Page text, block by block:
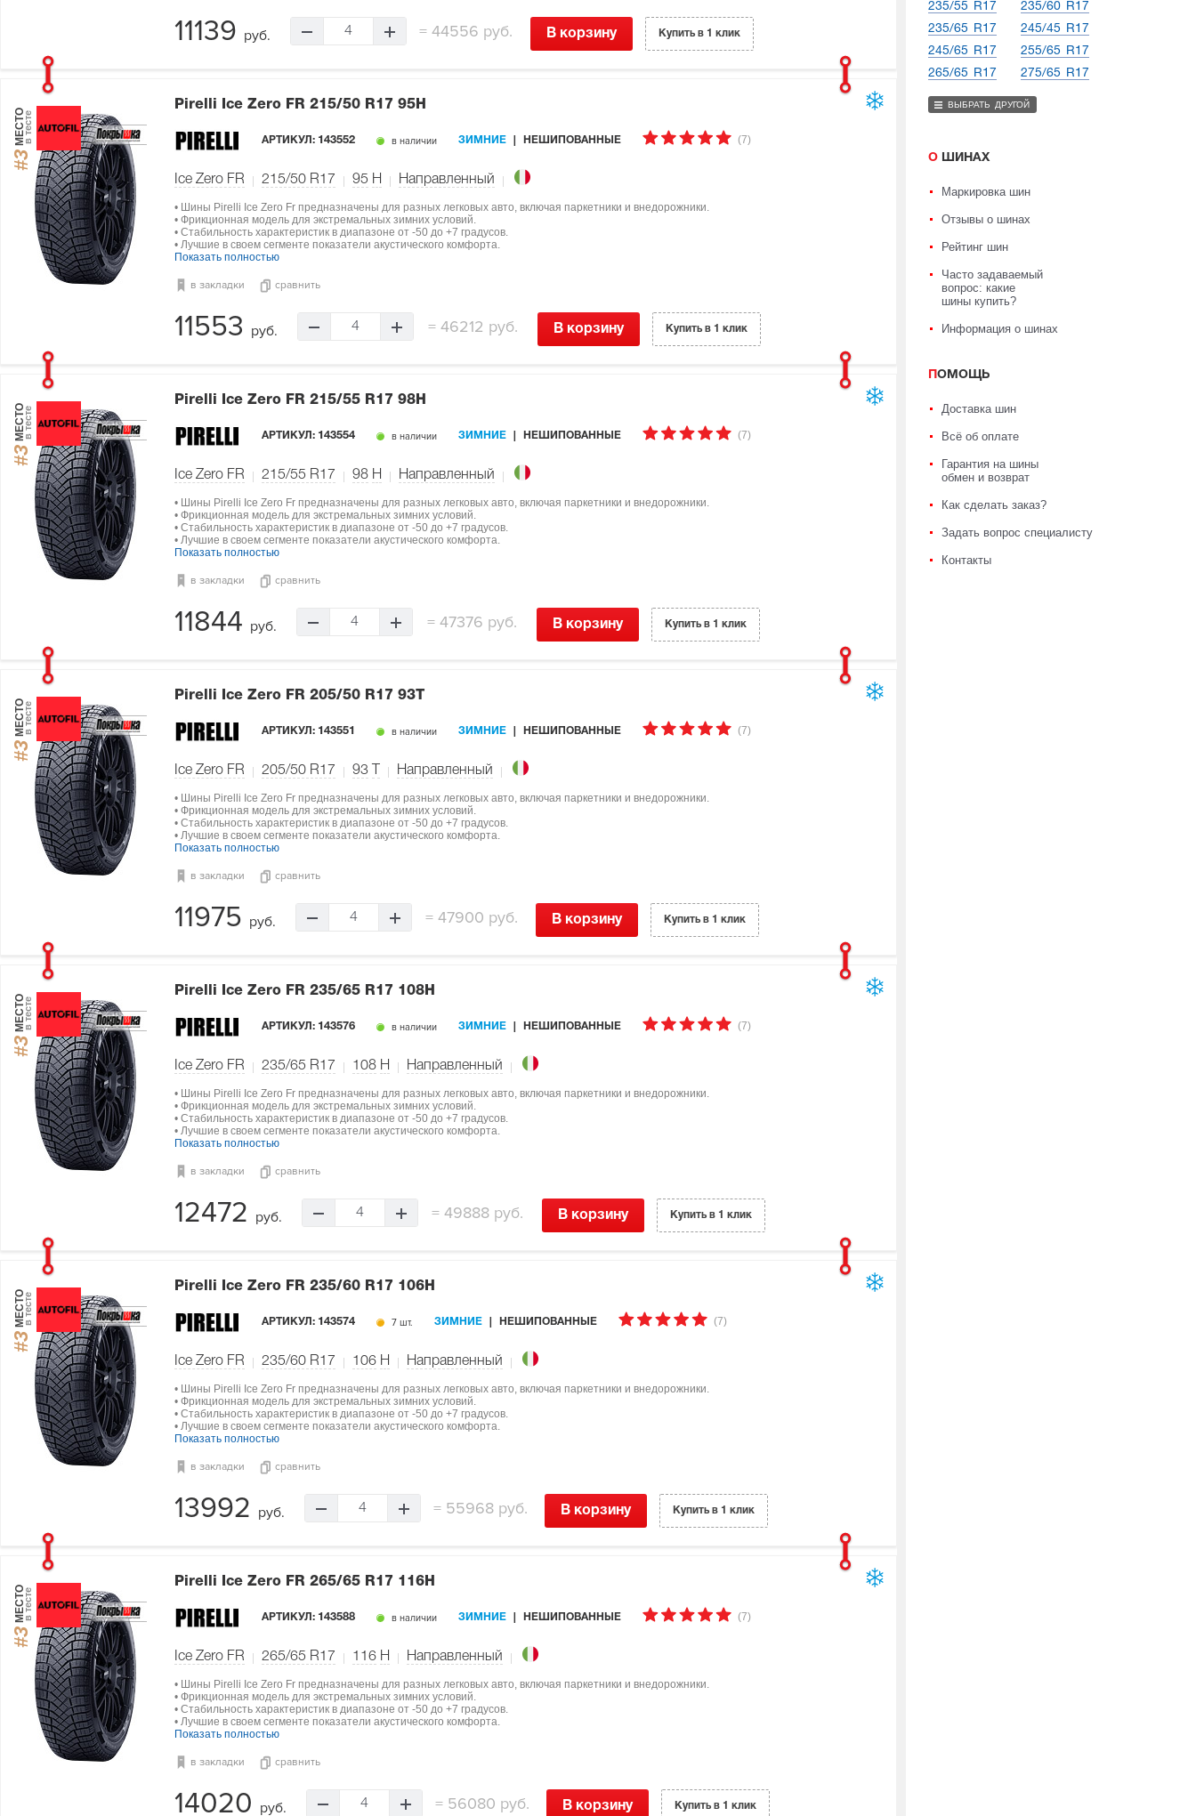
11139 руб. 4 = 44556 руб. В корзину Купить в 1 клик
#3
МЕСТОв тесте
Pirelli Ice Zero FR 215/50 R17 95H
АРТИКУЛ: 143552 в наличии ЗИМНИЕ НЕШИПОВАННЫЕ (7)
Ice Zero FR 215/50 R17 95 H Направленный
• Шины Pirelli Ice Zero Fr предназначены для разных легковых авто, включая паркетники и внедорожники.
• Фрикционная модель для экстремальных зимних условий.
• Стабильность характеристик в диапазоне от -50 до +7 градусов.
• Лучшие в своем сегменте показатели акустического комфорта.
Показать полностью
в закладки сравнить
11553 руб. 4 = 46212 руб. В корзину Купить в 1 клик
#3
МЕСТОв тесте
Pirelli Ice Zero FR 215/55 R17 98H
АРТИКУЛ: 143554 в наличии ЗИМНИЕ НЕШИПОВАННЫЕ (7)
Ice Zero FR 215/55 R17 98 H Направленный
• Шины Pirelli Ice Zero Fr предназначены для разных легковых авто, включая паркетники и внедорожники.
• Фрикционная модель для экстремальных зимних условий.
• Стабильность характеристик в диапазоне от -50 до +7 градусов.
• Лучшие в своем сегменте показатели акустического комфорта.
Показать полностью
в закладки сравнить
11844 руб. 4 = 47376 руб. В корзину Купить в 1 клик
#3
МЕСТОв тесте
Pirelli Ice Zero FR 205/50 R17 93T
АРТИКУЛ: 143551 в наличии ЗИМНИЕ НЕШИПОВАННЫЕ (7)
Ice Zero FR 205/50 R17 93 Направленный
• Шины Pirelli Ice Zero Fr предназначены для разных легковых авто, включая паркетники и внедорожники.
• Фрикционная модель для экстремальных зимних условий.
• Стабильность характеристик в диапазоне от -50 до +7 градусов.
• Лучшие в своем сегменте показатели акустического комфорта.
Показать полностью
в закладки сравнить
11975 руб. 4 =47900 руб. В корзину Купить в 1 клик
#3
МЕСТОв тесте
Pirelli Ice Zero FR 235/65 R17 108H
АРТИКУЛ: 143576 в наличии ЗИМНИЕ НЕШИПОВАННЫЕ (7)
Ice Zero FR 235/65 R17 108 H Направленный
• Шины Pirelli Ice Zero Fr предназначены для разных легковых авто, включая паркетники и внедорожники.
• Фрикционная модель для экстремальных зимних условий.
• Стабильность характеристик в диапазоне от -50 до +7 градусов.
• Лучшие в своем сегменте показатели акустического комфорта.
Показать полностью
в закладки сравнить
12472 руб. 4 = 49888 руб. В корзину Купить в 1 клик
#3
МЕСТОв тесте
Pirelli Ice Zero FR 235/60 R17 106H
АРТИКУЛ: 143574 7 шт. ЗИМНИЕ НЕШИПОВАННЫЕ (7)
Ice Zero FR 235/60 R17 106 H Направленный
• Шины Pirelli Ice Zero Fr предназначены для разных легковых авто, включая паркетники и внедорожники.
• Фрикционная модель для экстремальных зимних условий.
• Стабильность характеристик в диапазоне от -50 до +7 градусов.
• Лучшие в своем сегменте показатели акустического комфорта.
Показать полностью
в закладки сравнить
13992 руб. 4 =55968 руб. В корзину Купить в 1 клик
#3
МЕСТОв тесте
Pirelli Ice Zero FR 265/65 R17 116H
АРТИКУЛ: 143588 в наличии ЗИМНИЕ НЕШИПОВАННЫЕ (7)
Ice Zero FR 265/65 R17 116 H Направленный
• Шины Pirelli Ice Zero Fr предназначены для разных легковых авто, включая паркетники и внедорожники.
• Фрикционная модель для экстремальных зимних условий.
• Стабильность характеристик в диапазоне от -50 до +7 градусов.
• Лучшие в своем сегменте показатели акустического комфорта.
Показать полностью
в закладки сравнить
14020 руб. 4 =56080 руб. В корзину Купить в 1 клик
235/55 R17
235/60 R17
235/65 R17
245/45 R17
245/65 R17
255/65 R17
265/65 R17
275/65 R17
ВЫБРАТЬ ДРУГОЙ
О ШИНАХ
Маркировка шин
Отзывы о шинах
Рейтинг шин
Часто задаваемый
вопрос: какие
шины купить?
Информация о шинах
ПОМОЩЬ
Доставка шин
Всё об оплате
Гарантия на шины
обмен и возврат
Как сделать заказ?
Задать вопрос специалисту
Контакты